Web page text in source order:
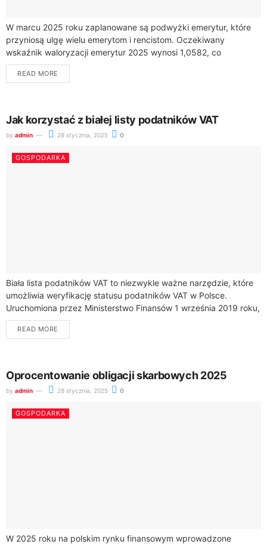
W marcu 2025 roku zaplanowane są podwyżki emerytur, które
przyniosą ulgę wielu emerytom i rencistom. Oczekiwany
wskaźnik waloryzacji emerytur 2025 wynosi 1,0582, co
przekłada się na wzrost świadczeń o 5,82%....
READ MORE
Jak korzystać z białej listy podatników VAT
by admin 28 stycznia, 2025 0
GOSPODARKA
Biała lista podatników VAT to niezwykle ważne narzędzie, które
umożliwia weryfikację statusu podatników VAT w Polsce.
Uruchomiona przez Ministerstwo Finansów 1 września 2019 roku,
jest prowadzona przez szefa Krajowej Administracji...
READ MORE
Oprocentowanie obligacji skarbowych 2025
by admin 28 stycznia, 2025 0
GOSPODARKA
W 2025 roku na polskim rynku finansowym wprowadzone